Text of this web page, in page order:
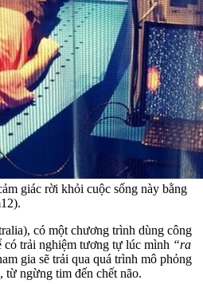
giác rời khỏi cuộc sống này bằng
có một chương trình dùng công
trải nghiệm tương tự lúc mình “ra
gia sẽ trải qua quá trình mô phỏng
từ ngừng tim đến chết não.